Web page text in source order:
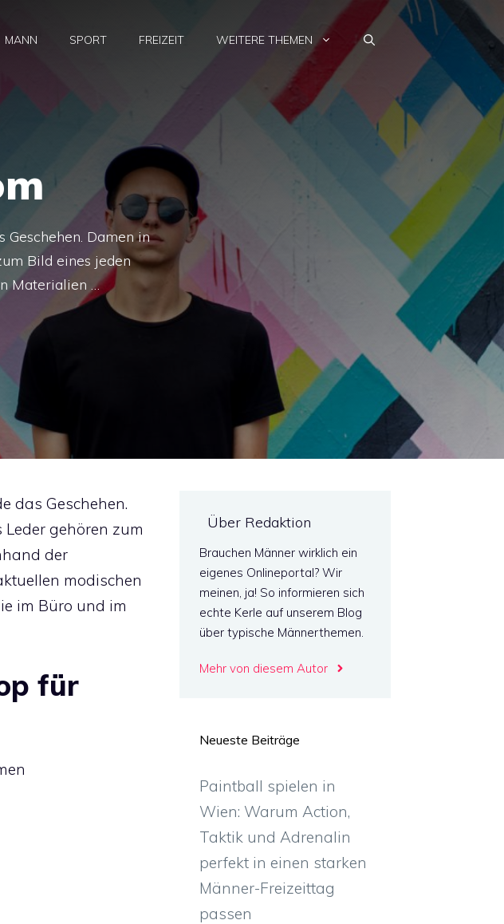
MANN SPORT FREIZEIT WEITERE THEMEN
Damen in
Bild eines jeden
Materialien …
das Geschehen.
gehören zum
der
modischen
im Büro und im
für
Über Redaktion
Brauchen Männer wirklich ein
eigenes Onlineportal? Wir
meinen, ja! So informieren sich
echte Kerle auf unserem Blog
über typische Männerthemen.
Mehr von diesem Autor
Neueste Beiträge
Paintball spielen in
Wien: Warum Action,
Taktik und Adrenalin
perfekt in einen starken
Männer-Freizeittag
passen